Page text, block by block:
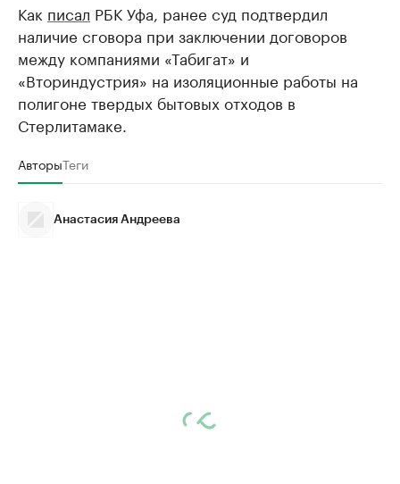
Как писал РБК Уфа, ранее суд подтвердил
наличие сговора при заключении договоров
между компаниями «Табигат» и
«Вториндустрия» на изоляционные работы на
полигоне твердых бытовых отходов в
Стерлитамаке.
АвторыТеги
Анастасия Андреева